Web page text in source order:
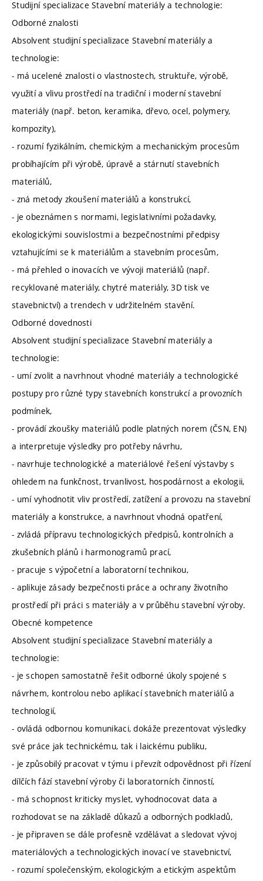
Studijní specializace Stavební materiály a technologie:
Odborné znalosti
Absolvent studijní specializace Stavební materiály a
technologie:
- má ucelené znalosti o vlastnostech, struktuře, výrobě,
využití a vlivu prostředí na tradiční i moderní stavební
materiály (např. beton, keramika, dřevo, ocel, polymery,
kompozity),
- rozumí fyzikálním, chemickým a mechanickým procesům
probíhajícím při výrobě, úpravě a stárnutí stavebních
materiálů,
- zná metody zkoušení materiálů a konstrukcí,
- je obeznámen s normami, legislativními požadavky,
ekologickými souvislostmi a bezpečnostními předpisy
vztahujícími se k materiálům a stavebním procesům,
- má přehled o inovacích ve vývoji materiálů (např.
recyklované materiály, chytré materiály, 3D tisk ve
stavebnictví) a trendech v udržitelném stavění.
Odborné dovednosti
Absolvent studijní specializace Stavební materiály a
technologie:
- umí zvolit a navrhnout vhodné materiály a technologické
postupy pro různé typy stavebních konstrukcí a provozních
podmínek,
- provádí zkoušky materiálů podle platných norem (ČSN, EN)
a interpretuje výsledky pro potřeby návrhu,
- navrhuje technologické a materiálové řešení výstavby s
ohledem na funkčnost, trvanlivost, hospodárnost a ekologii,
- umí vyhodnotit vliv prostředí, zatížení a provozu na stavební
materiály a konstrukce, a navrhnout vhodná opatření,
- zvládá přípravu technologických předpisů, kontrolních a
zkušebních plánů i harmonogramů prací,
- pracuje s výpočetní a laboratorní technikou,
- aplikuje zásady bezpečnosti práce a ochrany životního
prostředí při práci s materiály a v průběhu stavební výroby.
Obecné kompetence
Absolvent studijní specializace Stavební materiály a
technologie:
- je schopen samostatně řešit odborné úkoly spojené s
návrhem, kontrolou nebo aplikací stavebních materiálů a
technologií,
- ovládá odbornou komunikaci, dokáže prezentovat výsledky
své práce jak technickému, tak i laickému publiku,
- je způsobilý pracovat v týmu i převzít odpovědnost při řízení
dílčích fází stavební výroby či laboratorních činností,
- má schopnost kriticky myslet, vyhodnocovat data a
rozhodovat se na základě důkazů a odborných podkladů,
- je připraven se dále profesně vzdělávat a sledovat vývoj
materiálových a technologických inovací ve stavebnictví,
- rozumí společenským, ekologickým a etickým aspektům